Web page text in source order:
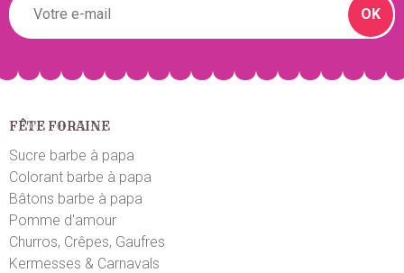
OK
FÊTE FORAINE
Sucre barbe à papa
Colorant barbe à papa
Bâtons barbe à papa
Pomme d'amour
Churros, Crêpes, Gaufres
Kermesses & Carnavals